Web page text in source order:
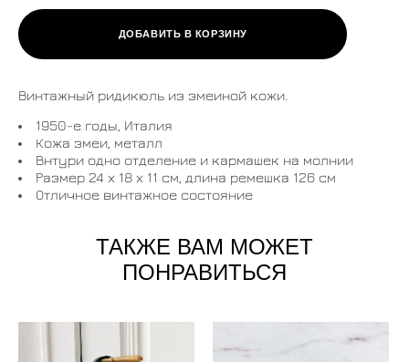
ДОБАВИТЬ В КОРЗИНУ
Винтажный ридикюль из змеиной кожи.
1950-е годы, Италия
Кожа змеи, металл
Внтури одно отделение и кармашек на молнии
Размер 24 х 18 х 11 см, длина ремешка 126 см
Отличное винтажное состояние
ТАКЖЕ ВАМ МОЖЕТ
ПОНРАВИТЬСЯ